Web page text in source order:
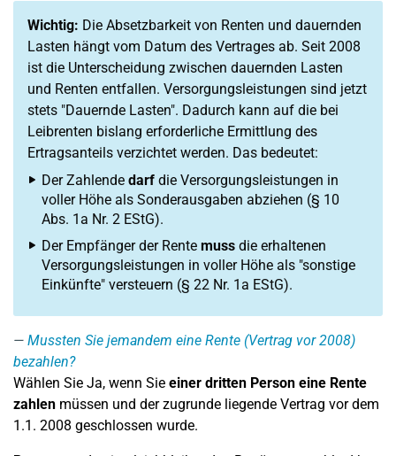
Wichtig: Die Absetzbarkeit von Renten und dauernden
Lasten hängt vom Datum des Vertrages ab. Seit 2008
ist die Unterscheidung zwischen dauernden Lasten
und Renten entfallen. Versorgungsleistungen sind jetzt
stets "Dauernde Lasten". Dadurch kann auf die bei
Leibrenten bislang erforderliche Ermittlung des
Ertragsanteils verzichtet werden. Das bedeutet:
Der Zahlende darf die Versorgungsleistungen in
voller Höhe als Sonderausgaben abziehen (§ 10
Abs. 1a Nr. 2 EStG).
Der Empfänger der Rente muss die erhaltenen
Versorgungsleistungen in voller Höhe als "sonstige
Einkünfte" versteuern (§ 22 Nr. 1a EStG).
Mussten Sie jemandem eine Rente (Vertrag vor 2008)
bezahlen?
Wählen Sie Ja, wenn Sie einer dritten Person eine Rente
zahlen müssen und der zugrunde liegende Vertrag vor dem
1.1. 2008 geschlossen wurde.